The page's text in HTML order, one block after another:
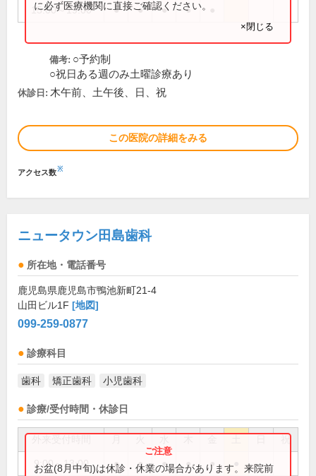
15:00～19:00 ● ● ● ●
に必ず医療機関に直接ご確認ください。
×閉じる
備考: ○予約制
○祝日ある週のみ土曜診療あり
休診日: 木午前、土午後、日、祝
この医院の詳細をみる
アクセス数※
ニュータウン田島歯科
所在地・電話番号
鹿児島県鹿児島市鴨池新町21-4
山田ビル1F [地図]
099-259-0877
診療科目
歯科 矯正歯科 小児歯科
診療/受付時間・休診日
祝
9:00～13:00 ● ● ● ● ●
お盆(8月中旬)は休診・休業の場合があります。来院前